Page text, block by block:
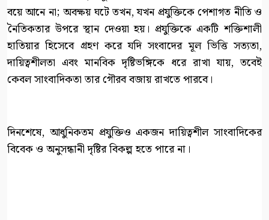
বয়ে আনে না; অবক্ষয় ঘটে তখন, যখন প্রযুক্তিকে পেশাগত নীতি ও
নৈতিকতার উপরে স্থান দেওয়া হয়। প্রযুক্তিকে একটি শক্তিশালী
হাতিয়ার হিসেবে গ্রহণ করে যদি সংবাদের মূল ভিত্তি সত্যতা,
দায়িত্বশীলতা এবং মানবিক দৃষ্টিভঙ্গিকে ধরে রাখা যায়, তবেই
কেবল সাংবাদিকতা তার গৌরব বজায় রাখতে পারবে।
দিনশেষে, আধুনিকতম প্রযুক্তিও একজন দায়িত্বশীল সাংবাদিকের
বিবেক ও অনুসন্ধানী দৃষ্টির বিকল্প হতে পারে না।